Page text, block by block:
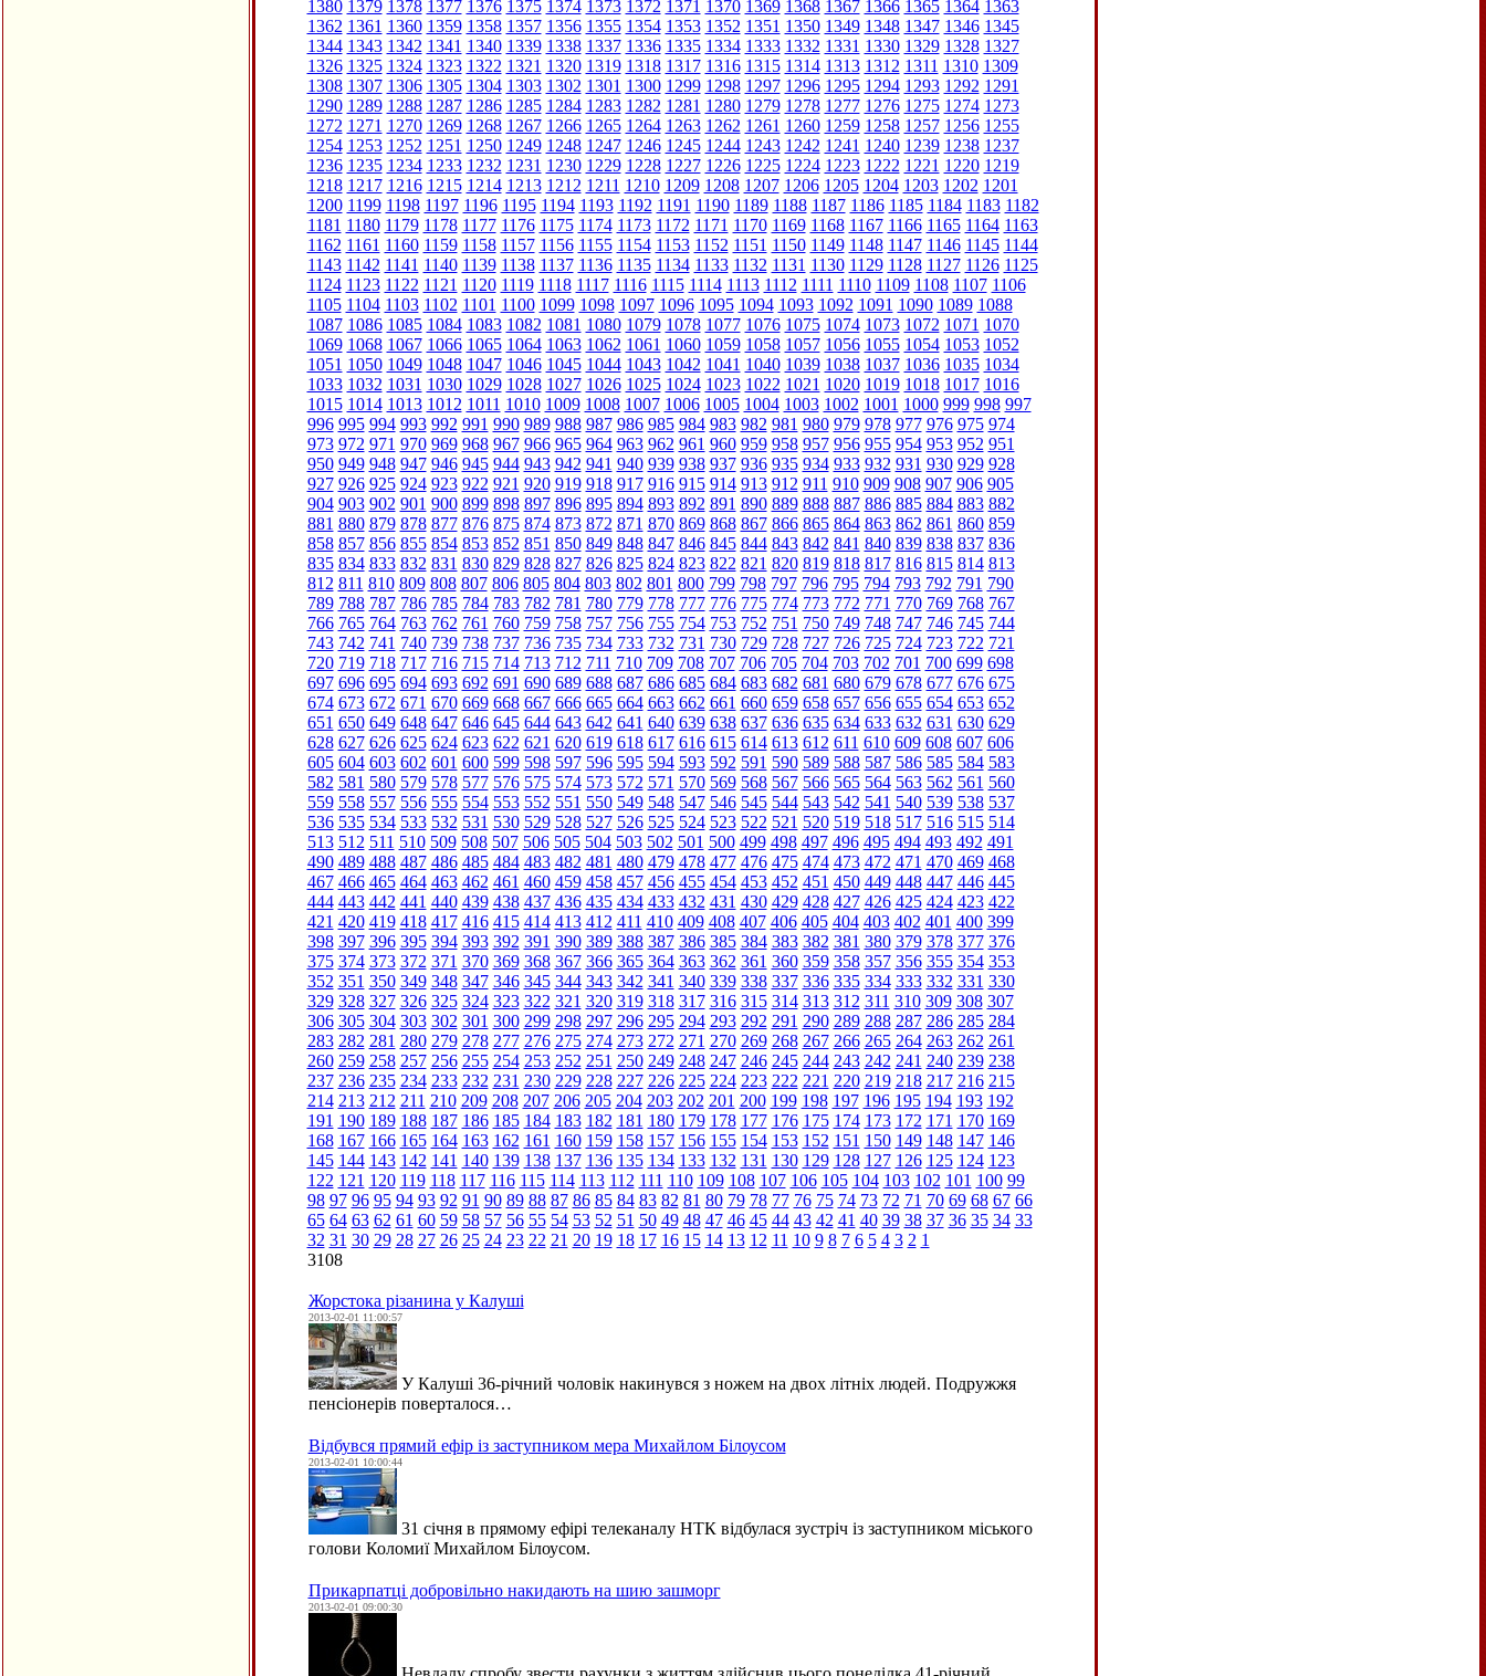
1380 1379 1378 1377 1376 1375 1374 1373 1372 1371 1370 1369 1368 1367 1366 1365 1364 1363
1362 1361 1360 1359 1358 1357 1356 1355 1354 1353 1352 1351 1350 1349 1348 1347 1346 1345
1344 1343 1342 1341 1340 1339 1338 1337 1336 1335 1334 1333 1332 1331 1330 1329 1328 1327
1326 1325 1324 1323 1322 1321 1320 1319 1318 1317 1316 1315 1314 1313 1312 1311 1310 1309
1308 1307 1306 1305 1304 1303 1302 1301 1300 1299 1298 1297 1296 1295 1294 1293 1292 1291
1290 1289 1288 1287 1286 1285 1284 1283 1282 1281 1280 1279 1278 1277 1276 1275 1274 1273
1272 1271 1270 1269 1268 1267 1266 1265 1264 1263 1262 1261 1260 1259 1258 1257 1256 1255
1254 1253 1252 1251 1250 1249 1248 1247 1246 1245 1244 1243 1242 1241 1240 1239 1238 1237
1236 1235 1234 1233 1232 1231 1230 1229 1228 1227 1226 1225 1224 1223 1222 1221 1220 1219
1218 1217 1216 1215 1214 1213 1212 1211 1210 1209 1208 1207 1206 1205 1204 1203 1202 1201
1200 1199 1198 1197 1196 1195 1194 1193 1192 1191 1190 1189 1188 1187 1186 1185 1184 1183 1182
1181 1180 1179 1178 1177 1176 1175 1174 1173 1172 1171 1170 1169 1168 1167 1166 1165 1164 1163
1162 1161 1160 1159 1158 1157 1156 1155 1154 1153 1152 1151 1150 1149 1148 1147 1146 1145 1144
1143 1142 1141 1140 1139 1138 1137 1136 1135 1134 1133 1132 1131 1130 1129 1128 1127 1126 1125
1124 1123 1122 1121 1120 1119 1118 1117 1116 1115 1114 1113 1112 1111 1110 1109 1108 1107 1106
1105 1104 1103 1102 1101 1100 1099 1098 1097 1096 1095 1094 1093 1092 1091 1090 1089 1088
1087 1086 1085 1084 1083 1082 1081 1080 1079 1078 1077 1076 1075 1074 1073 1072 1071 1070
1069 1068 1067 1066 1065 1064 1063 1062 1061 1060 1059 1058 1057 1056 1055 1054 1053 1052
1051 1050 1049 1048 1047 1046 1045 1044 1043 1042 1041 1040 1039 1038 1037 1036 1035 1034
1033 1032 1031 1030 1029 1028 1027 1026 1025 1024 1023 1022 1021 1020 1019 1018 1017 1016
1015 1014 1013 1012 1011 1010 1009 1008 1007 1006 1005 1004 1003 1002 1001 1000 999 998 997
996 995 994 993 992 991 990 989 988 987 986 985 984 983 982 981 980 979 978 977 976 975 974
973 972 971 970 969 968 967 966 965 964 963 962 961 960 959 958 957 956 955 954 953 952 951
950 949 948 947 946 945 944 943 942 941 940 939 938 937 936 935 934 933 932 931 930 929 928
927 926 925 924 923 922 921 920 919 918 917 916 915 914 913 912 911 910 909 908 907 906 905
904 903 902 901 900 899 898 897 896 895 894 893 892 891 890 889 888 887 886 885 884 883 882
881 880 879 878 877 876 875 874 873 872 871 870 869 868 867 866 865 864 863 862 861 860 859
858 857 856 855 854 853 852 851 850 849 848 847 846 845 844 843 842 841 840 839 838 837 836
835 834 833 832 831 830 829 828 827 826 825 824 823 822 821 820 819 818 817 816 815 814 813
812 811 810 809 808 807 806 805 804 803 802 801 800 799 798 797 796 795 794 793 792 791 790
789 788 787 786 785 784 783 782 781 780 779 778 777 776 775 774 773 772 771 770 769 768 767
766 765 764 763 762 761 760 759 758 757 756 755 754 753 752 751 750 749 748 747 746 745 744
743 742 741 740 739 738 737 736 735 734 733 732 731 730 729 728 727 726 725 724 723 722 721
720 719 718 717 716 715 714 713 712 711 710 709 708 707 706 705 704 703 702 701 700 699 698
697 696 695 694 693 692 691 690 689 688 687 686 685 684 683 682 681 680 679 678 677 676 675
674 673 672 671 670 669 668 667 666 665 664 663 662 661 660 659 658 657 656 655 654 653 652
651 650 649 648 647 646 645 644 643 642 641 640 639 638 637 636 635 634 633 632 631 630 629
628 627 626 625 624 623 622 621 620 619 618 617 616 615 614 613 612 611 610 609 608 607 606
605 604 603 602 601 600 599 598 597 596 595 594 593 592 591 590 589 588 587 586 585 584 583
582 581 580 579 578 577 576 575 574 573 572 571 570 569 568 567 566 565 564 563 562 561 560
559 558 557 556 555 554 553 552 551 550 549 548 547 546 545 544 543 542 541 540 539 538 537
536 535 534 533 532 531 530 529 528 527 526 525 524 523 522 521 520 519 518 517 516 515 514
513 512 511 510 509 508 507 506 505 504 503 502 501 500 499 498 497 496 495 494 493 492 491
490 489 488 487 486 485 484 483 482 481 480 479 478 477 476 475 474 473 472 471 470 469 468
467 466 465 464 463 462 461 460 459 458 457 456 455 454 453 452 451 450 449 448 447 446 445
444 443 442 441 440 439 438 437 436 435 434 433 432 431 430 429 428 427 426 425 424 423 422
421 420 419 418 417 416 415 414 413 412 411 410 409 408 407 406 405 404 403 402 401 400 399
398 397 396 395 394 393 392 391 390 389 388 387 386 385 384 383 382 381 380 379 378 377 376
375 374 373 372 371 370 369 368 367 366 365 364 363 362 361 360 359 358 357 356 355 354 353
352 351 350 349 348 347 346 345 344 343 342 341 340 339 338 337 336 335 334 333 332 331 330
329 328 327 326 325 324 323 322 321 320 319 318 317 316 315 314 313 312 311 310 309 308 307
306 305 304 303 302 301 300 299 298 297 296 295 294 293 292 291 290 289 288 287 286 285 284
283 282 281 280 279 278 277 276 275 274 273 272 271 270 269 268 267 266 265 264 263 262 261
260 259 258 257 256 255 254 253 252 251 250 249 248 247 246 245 244 243 242 241 240 239 238
237 236 235 234 233 232 231 230 229 228 227 226 225 224 223 222 221 220 219 218 217 216 215
214 213 212 211 210 209 208 207 206 205 204 203 202 201 200 199 198 197 196 195 194 193 192
191 190 189 188 187 186 185 184 183 182 181 180 179 178 177 176 175 174 173 172 171 170 169
168 167 166 165 164 163 162 161 160 159 158 157 156 155 154 153 152 151 150 149 148 147 146
145 144 143 142 141 140 139 138 137 136 135 134 133 132 131 130 129 128 127 126 125 124 123
122 121 120 119 118 117 116 115 114 113 112 111 110 109 108 107 106 105 104 103 102 101 100 99
98 97 96 95 94 93 92 91 90 89 88 87 86 85 84 83 82 81 80 79 78 77 76 75 74 73 72 71 70 69 68 67 66
65 64 63 62 61 60 59 58 57 56 55 54 53 52 51 50 49 48 47 46 45 44 43 42 41 40 39 38 37 36 35 34 33
32 31 30 29 28 27 26 25 24 23 22 21 20 19 18 17 16 15 14 13 12 11 10 9 8 7 6 5 4 3 2 1
3108
Жорстока різанина у Калуші
2013-02-01 11:00:57
У Калуші 36-річний чоловік накинувся з ножем на двох літніх людей. Подружжя
пенсіонерів поверталося…
Відбувся прямий ефір із заступником мера Михайлом Білоусом
2013-02-01 10:00:44
31 січня в прямому ефірі телеканалу НТК відбулася зустріч із заступником міського
голови Коломиї Михайлом Білоусом.
Прикарпатці добровільно накидають на шию зашморг
2013-02-01 09:00:30